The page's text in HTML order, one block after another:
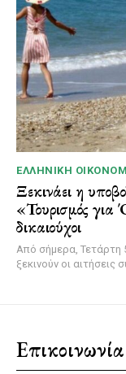
ΕΛΛΗΝΙΚΉ
Ξεκινάει η
«Τουρισμός για
δικαιούχοι
Από σήμερα, Τετάρτη
ξεκινούν οι αιτήσεις
Επικοινωνία